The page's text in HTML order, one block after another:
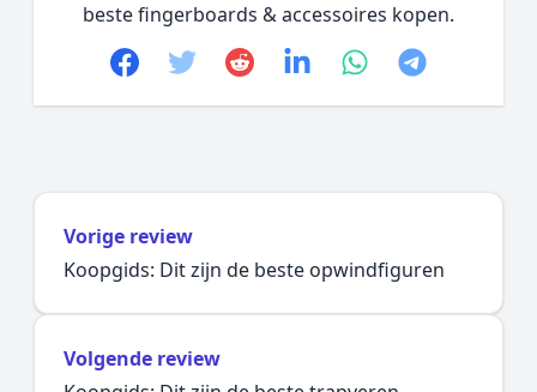
beste fingerboards & accessoires kopen.
Facebook
TwitterRedditlinkedinwhatsapp
telegram
Vorige review
Koopgids: Dit zijn de beste opwindfiguren
Volgende review